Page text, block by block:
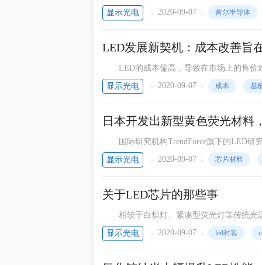
显示光电 2020-09-07 首尔半导体
LED发展新契机：成本改善旨
LED的成本偏高，导致在市场上的售价
中，这是LED产业目前遭遇的最大瓶颈。
显示光电 2020-09-07 成本 基
日本开发出新型黄色荧光材料
国际研究机构TrendForce旗下的LED研
是最好将传统照明替换成LED照明的市场
显示光电 2020-09-07 芯片材料
关于LED芯片的那些事
相较于白炽灯、紧凑型荧光灯等传统光
多优势，日益受到业界青睐而被用于通用照
显示光电 2020-09-07 led封装